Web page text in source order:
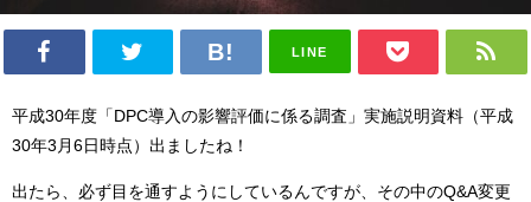
LINE
平成30年度「DPC導入の影響評価に係る調査」実施説明資料（平成
30年3月6日時点）出ましたね！
出たら、必ず目を通すようにしているんですが、その中のQ&A変更